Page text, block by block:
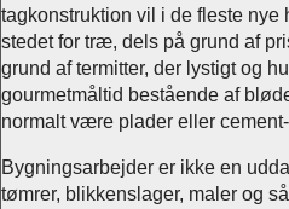
tagkonstruktion vil i de fleste nye
stedet for træ, dels på grund af
grund af termitter, der lystigt og
gourmetmåltid bestående af
normalt være plader eller
Bygningsarbejder er ikke en
tømrer, blikkenslager, maler og